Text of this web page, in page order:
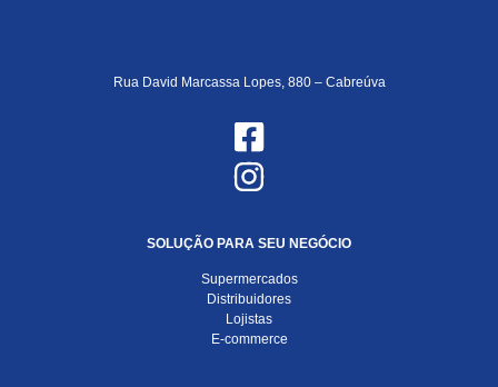
Rua David Marcassa Lopes, 880 – Cabreúva
SOLUÇÃO PARA SEU NEGÓCIO
Supermercados
Distribuidores
Lojistas
E-commerce